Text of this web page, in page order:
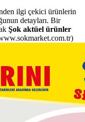
ilgi çekici ürünlerin
detayları. Bir
Şok aktüel ürünler